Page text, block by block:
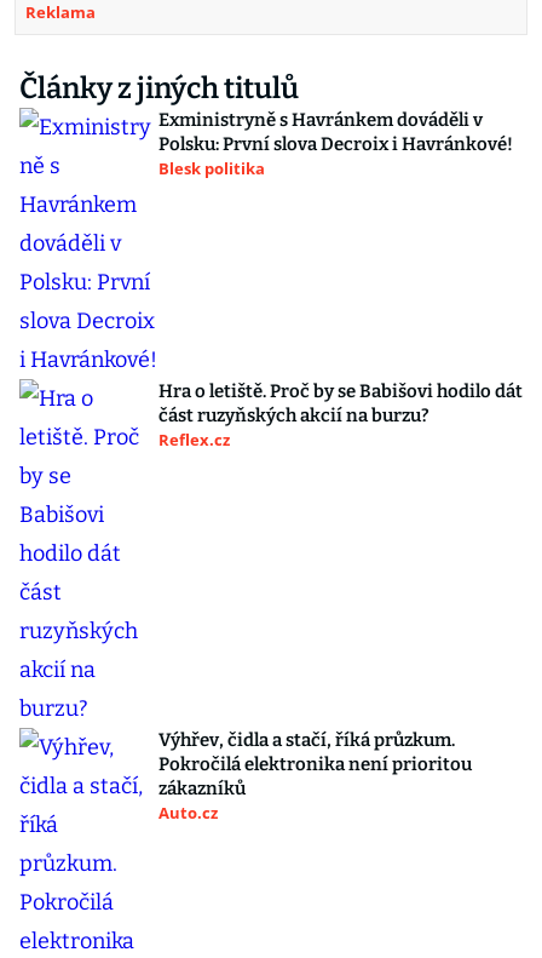
Reklama
Články z jiných titulů
Exministryně s Havránkem dováděli v
Polsku: První slova Decroix i Havránkové!
Blesk politika
Hra o letiště. Proč by se Babišovi hodilo dát
část ruzyňských akcií na burzu?
Reflex.cz
Výhřev, čidla a stačí, říká průzkum.
Pokročilá elektronika není prioritou
zákazníků
Auto.cz